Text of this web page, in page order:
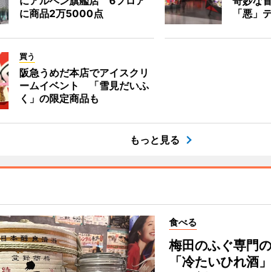
に商品2万5000点
「悪」
買う
阪急うめだ本店でアイスクリ
ームイベント 「雪見だいふ
く」の限定商品も
もっと見る
食べる
梅田のふぐ専門
「冷たいひれ